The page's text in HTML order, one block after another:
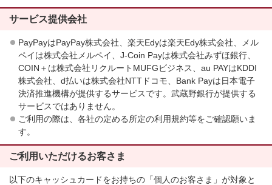
サービス提供会社
PayPayはPayPay株式会社、楽天Edyは楽天Edy株式会社、メル
ペイは株式会社メルペイ、J-Coin Payは株式会社みずほ銀行、
COIN＋は株式会社リクルートMUFGビジネス、au PAYはKDDI
株式会社、d払いは株式会社NTTドコモ、Bank Payは日本電子
決済推進機構が提供するサービスです。武蔵野銀行が提供する
サービスではありません。
ご利用の際は、各社の定める所定の利用規約等をご確認願いま
す。
ご利用いただけるお客さま
以下のキャッシュカードをお持ちの「個人のお客さま」が対象と